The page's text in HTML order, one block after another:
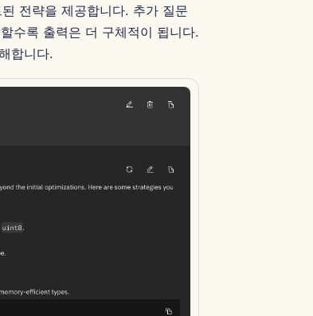
전략을 제공합니다. 추가 질문
수록 출력은 더 구체적이 됩니다.
합니다.